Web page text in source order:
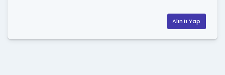
Alıntı Yap